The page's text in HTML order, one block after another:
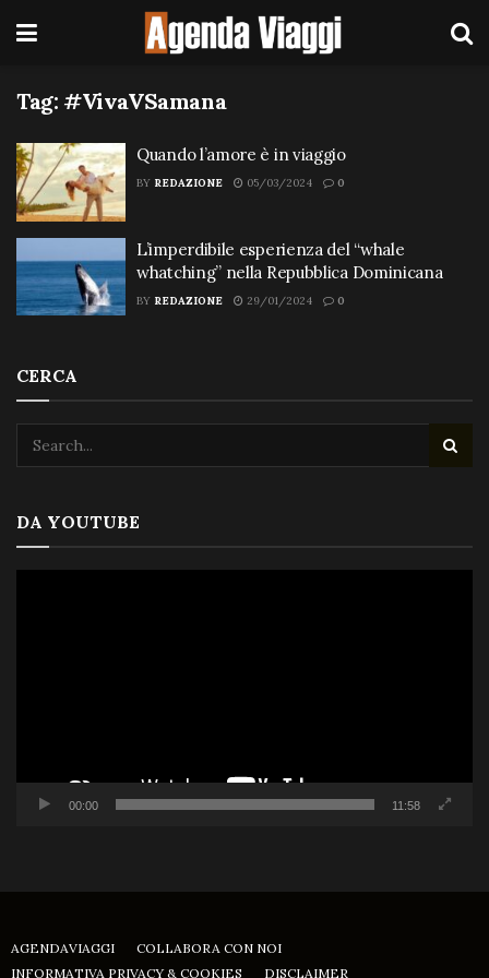
Tag: #VivaVSamana
Quando l’amore è in viaggio
BY REDAZIONE 05/03/2024 0
L’imperdibile esperienza del “whale
whatching” nella Repubblica Dominicana
BY REDAZIONE 29/01/2024 0
CERCA
DA YOUTUBE
00:00 11:58
AGENDAVIAGGI
COLLABORA CON NOI
INFORMATIVA PRIVACY & COOKIES
DISCLAIMER